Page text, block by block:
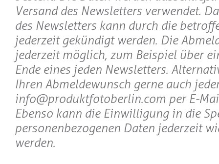
Versand des Newsletters verwendet.
des Newsletters kann durch die
jederzeit gekündigt werden. Die
jederzeit möglich, zum Beispiel über
Ende eines jeden Newsletters.
Ihren Abmeldewunsch gerne auch
info@produktfotoberlin.com per E-
Ebenso kann die Einwilligung in die
personenbezogenen Daten jederzeit
werden.